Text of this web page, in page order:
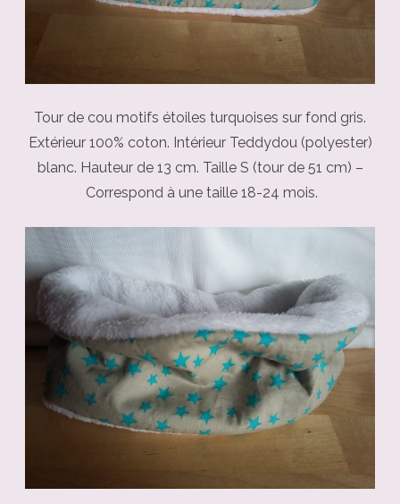
Tour de cou motifs étoiles turquoises sur fond gris.
Extérieur 100% coton. Intérieur Teddydou (polyester)
blanc. Hauteur de 13 cm. Taille S (tour de 51 cm) –
Correspond à une taille 18-24 mois.